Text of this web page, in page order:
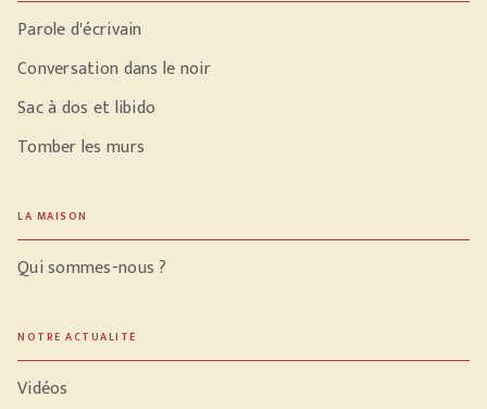
Parole d'écrivain
Conversation dans le noir
Sac à dos et libido
Tomber les murs
LA MAISON
Qui sommes-nous ?
NOTRE ACTUALITÉ
Vidéos